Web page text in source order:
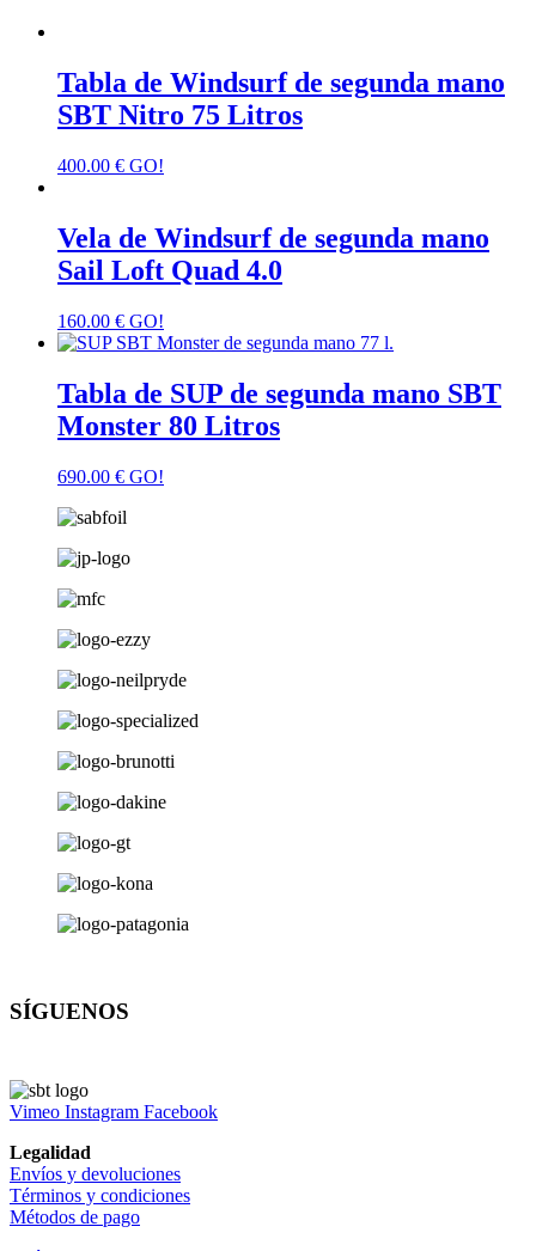
Tabla de Windsurf de segunda mano
SBT Nitro 75 Litros
400.00 € GO!
Vela de Windsurf de segunda mano
Sail Loft Quad 4.0
160.00 € GO!
Tabla de SUP de segunda mano SBT
Monster 80 Litros
690.00 € GO!
SÍGUENOS
Vimeo Instagram Facebook
Legalidad
Envíos y devoluciones
Términos y condiciones
Métodos de pago